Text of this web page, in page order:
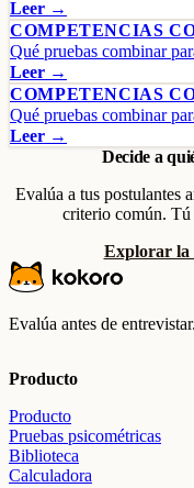
Leer →
COMPETENCIAS
Qué pruebas combinar
Leer →
COMPETENCIAS
Qué pruebas combinar
Leer →
Decide a
Evalúa a tus postulantes
criterio común. Tú
Explorar la
Evalúa antes de entrevistar.
Producto
Producto
Pruebas psicométricas
Biblioteca
Calculadora